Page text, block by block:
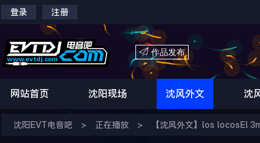
登录 注册
 作品发布
网站首页 沈阳现场 沈风外文 沈
沈阳EVT电音吧 > 正在播放 > 【沈风外文】los locosEl